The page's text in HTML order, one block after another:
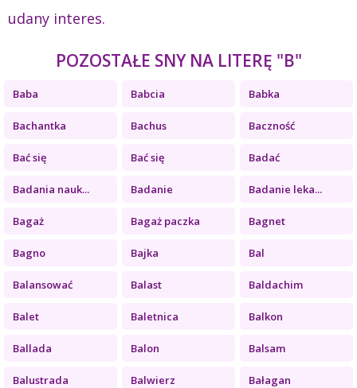
udany interes.
POZOSTAŁE SNY NA LITERĘ "B"
Baba Babcia Babka
Bachantka Bachus Baczność
Bać się Bać się Badać
Badania nauk... Badanie Badanie leka...
Bagaż Bagaż paczka Bagnet
Bagno Bajka Bal
Balansować Balast Baldachim
Balet Baletnica Balkon
Ballada Balon Balsam
Balustrada Balwierz Bałagan